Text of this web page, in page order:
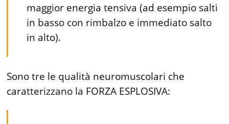
maggior energia tensiva (ad esempio salti
in basso con rimbalzo e immediato salto
in alto).
Sono tre le qualità neuromuscolari che
caratterizzano la FORZA ESPLOSIVA: